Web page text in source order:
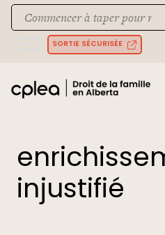
SkipRecherche
When autocomplete results are
SORTIE SÉCURISÉE
injustifié